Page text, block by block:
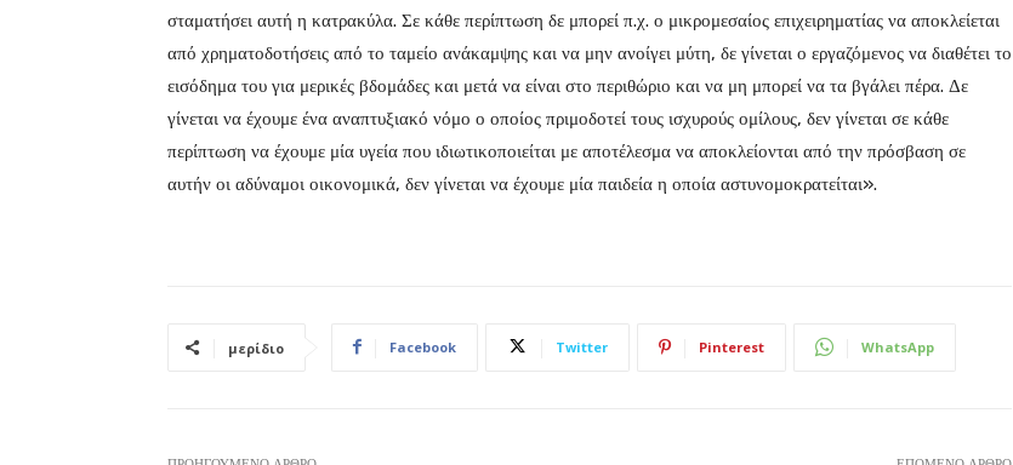
σταματήσει αυτή η κατρακύλα. Σε κάθε περίπτωση δε μπορεί π.χ. ο μικρομεσαίος επιχειρηματίας να αποκλείεται
από χρηματοδοτήσεις από το ταμείο ανάκαμψης και να μην ανοίγει μύτη, δε γίνεται ο εργαζόμενος να διαθέτει το
εισόδημα του για μερικές βδομάδες και μετά να είναι στο περιθώριο και να μη μπορεί να τα βγάλει πέρα. Δε
γίνεται να έχουμε ένα αναπτυξιακό νόμο ο οποίος πριμοδοτεί τους ισχυρούς ομίλους, δεν γίνεται σε κάθε
περίπτωση να έχουμε μία υγεία που ιδιωτικοποιείται με αποτέλεσμα να αποκλείονται από την πρόσβαση σε
αυτήν οι αδύναμοι οικονομικά, δεν γίνεται να έχουμε μία παιδεία η οποία αστυνομοκρατείται».
μερίδιο Facebook Twitter Pinterest WhatsApp